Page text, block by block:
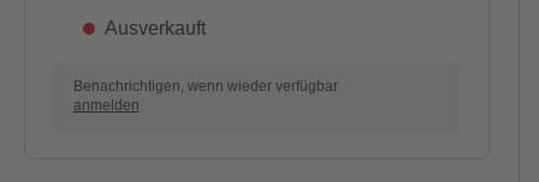
Ausverkauft
Benachrichtigen, wenn wieder verfügbar
anmelden